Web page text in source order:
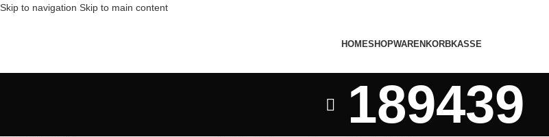
Skip to navigation Skip to main content
HOMESHOPWARENKORBKASSE
189439